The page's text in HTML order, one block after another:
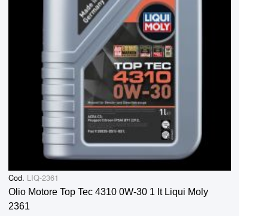
Cod. LIQ-2361
Olio Motore Top Tec 4310 0W-30 1 lt Liqui Moly
2361